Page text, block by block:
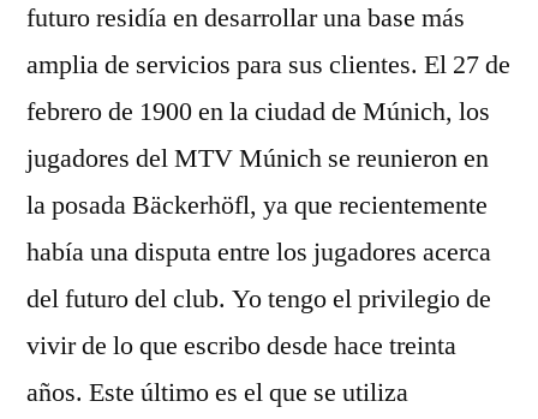
futuro residía en desarrollar una base más
amplia de servicios para sus clientes. El 27 de
febrero de 1900 en la ciudad de Múnich, los
jugadores del MTV Múnich se reunieron en
la posada Bäckerhöfl, ya que recientemente
había una disputa entre los jugadores acerca
del futuro del club. Yo tengo el privilegio de
vivir de lo que escribo desde hace treinta
años. Este último es el que se utiliza